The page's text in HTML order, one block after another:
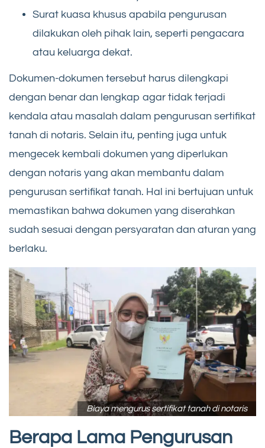
Surat kuasa khusus apabila pengurusan
dilakukan oleh pihak lain, seperti pengacara
atau keluarga dekat.
Dokumen-dokumen tersebut harus dilengkapi
dengan benar dan lengkap agar tidak terjadi
kendala atau masalah dalam pengurusan sertifikat
tanah di notaris. Selain itu, penting juga untuk
mengecek kembali dokumen yang diperlukan
dengan notaris yang akan membantu dalam
pengurusan sertifikat tanah. Hal ini bertujuan untuk
memastikan bahwa dokumen yang diserahkan
sudah sesuai dengan persyaratan dan aturan yang
berlaku.
Biaya mengurus sertifikat tanah di notaris
Berapa Lama Pengurusan